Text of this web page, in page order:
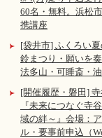
60名・無料。浜松
携講座
[袋井市] ふくろい
鈴まつり・願いを
法多山・可睡斎・
[開催履歴・磐田]
『未来につなぐ寺
域の絆～』会場：
ル・要事前申込（